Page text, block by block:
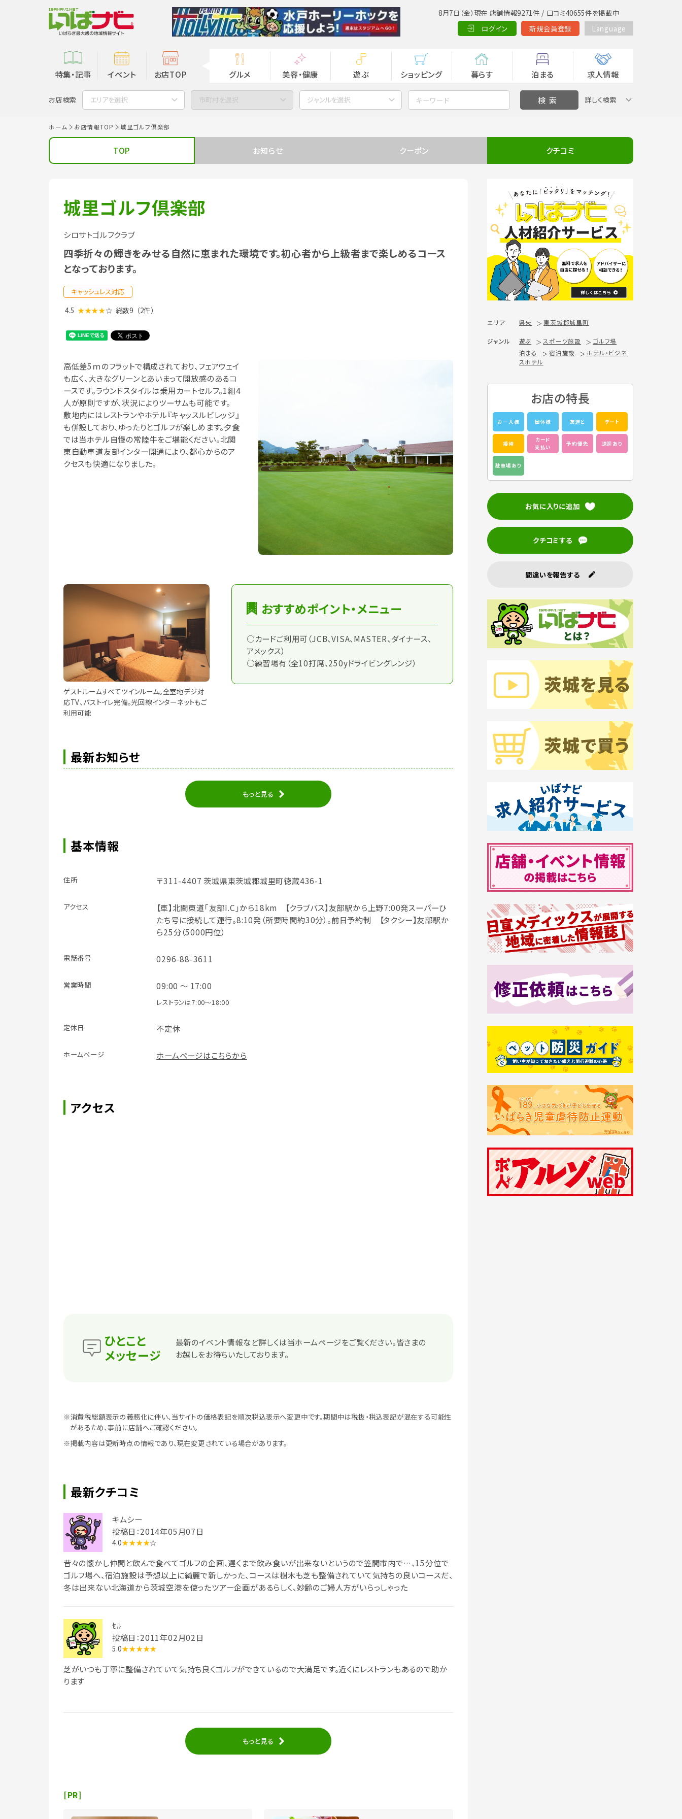
8月7日（金）現在 店舗情報9271件 / 口コミ40655件を掲載中
ログイン
新規会員登録 Language
特集・記事 イベント お店TOP グルメ 美容・健康 遊ぶ ショッピング 暮らす 泊まる 求人情報
お店検索 エリアを選択 市町村を選択 ジャンルを選択 詳しく検索
ホーム お店情報TOP 城里ゴルフ倶楽部
TOP お知らせ クーポン クチコミ
城里ゴルフ倶楽部
シロサトゴルフクラブ
四季折々の輝きをみせる自然に恵まれた環境です。初心者から上級者まで楽しめるコース
となっております。
キャッシュレス対応
4.5 ★★★★☆ 総数9 （2件）
高低差5ｍのフラットで構成されており、フェアウェイ
も広く、大きなグリーンとあいまって開放感のあるコ
ースです。ラウンドスタイルは乗用カートセルフ。1組4
人が原則ですが、状況によりツーサムも可能です。
敷地内にはレストランやホテル『キャッスルビレッジ』
も併設しており、ゆったりとゴルフが楽しめます。夕食
では当ホテル自慢の常陸牛をご堪能ください。北関
東自動車道友部インター開通により、都心からのア
クセスも快適になりました。
ゲストルームすべてツインルーム。全室地デジ対
応TV、バストイレ完備。光回線インターネットもご
利用可能
おすすめポイント・メニュー
○カードご利用可（JCB、VISA、MASTER、ダイナース、
アメックス）
○練習場有（全10打席、250yドライビングレンジ）
最新お知らせ
もっと見る
基本情報
住所 〒311-4407 茨城県東茨城郡城里町徳蔵436-1
アクセス
【車】北関東道｢友部I.C｣から18km 【クラブバス】友部駅から上野7:00発スーパーひ
たち号に接続して運行。8:10発（所要時間約30分）。前日予約制 【タクシー】友部駅か
ら25分（5000円位）
電話番号 0296-88-3611
営業時間 09:00 ～ 17:00
レストランは7:00～18:00
定休日 不定休
ホームページ ホームページはこちらから
アクセス
ひとこと
メッセージ
最新のイベント情報など詳しくは当ホームページをご覧ください。皆さまの
お越しをお待ちいたしております。
※消費税総額表示の義務化に伴い、当サイトの価格表記を順次税込表示へ変更中です。期間中は税抜・税込表記が混在する可能性
があるため、事前に店舗へご確認ください。
※掲載内容は更新時点の情報であり、現在変更されている場合があります。
最新クチコミ
キムシー
投稿日：2014年05月07日
4.0★★★★☆
昔々の懐かし仲間と飲んで食べてゴルフの企画、遅くまで飲み食いが出来ないというので笠間市内で…、15分位で
ゴルフ場へ、宿泊施設は予想以上に綺麗で新しかった、コースは樹木も芝も整備されていて気持ちの良いコースだ、
冬は出来ない北海道から茨城空港を使ったツアー企画があるらしく、妙齢のご婦人方がいらっしゃった
ｾﾙ
投稿日：2011年02月02日
5.0★★★★★
芝がいつも丁寧に整備されていて気持ち良くゴルフができているので大満足です。近くにレストランもあるので助か
ります
もっと見る
[PR]
エリア 県央 東茨城郡城里町
ジャンル 遊ぶ スポーツ施設
ゴルフ場
泊まる
宿泊施設
ホテル・ビジネ
スホテル
お店の特長
お一人様 団体様 友達と デート
接待
カード
支払い
予約優先 送迎あり
駐車場あり
お気に入りに追加
クチコミする
間違いを報告する